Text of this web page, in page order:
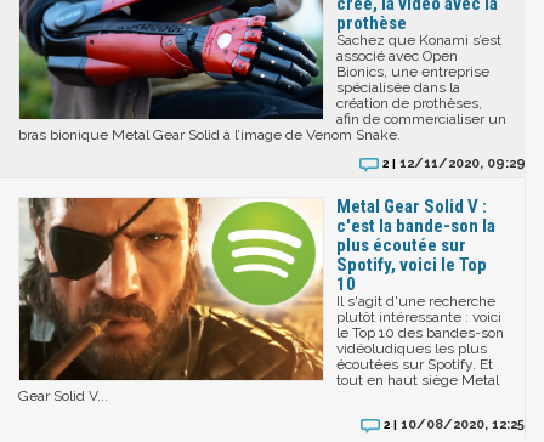
prothèse
Sachez que Konami s’est
associé avec Open
Bionics, une entreprise
spécialisée dans la
création de prothèses,
afin de commercialiser un
bras bionique Metal Gear Solid à l’image de Venom Snake.
2 | 12/11/2020, 09:29
Metal Gear Solid V :
c'est la bande-son la
plus écoutée sur
Spotify, voici le Top
10
Il s'agit d'une recherche
plutôt intéressante : voici
le Top 10 des bandes-son
vidéoludiques les plus
écoutées sur Spotify. Et
tout en haut siège Metal
Gear Solid V...
2 | 10/08/2020, 12:25